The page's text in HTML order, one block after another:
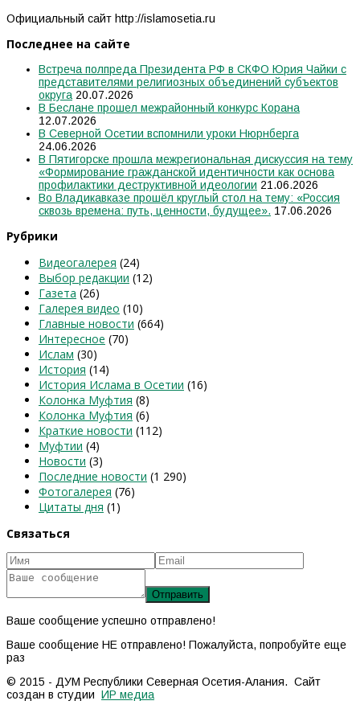
Официальный сайт http://islamosetia.ru
Последнее на сайте
Встреча полпреда Президента РФ в СКФО Юрия Чайки с
представителями религиозных объединений субъектов
округа 20.07.2026
В Беслане прошел межрайонный конкурс Корана
12.07.2026
В Северной Осетии вспомнили уроки Нюрнберга
24.06.2026
В Пятигорске прошла межрегиональная дискуссия на тему
«Формирование гражданской идентичности как основа
профилактики деструктивной идеологии 21.06.2026
Во Владикавказе прошёл круглый стол на тему: «Россия
сквозь времена: путь, ценности, будущее». 17.06.2026
Рубрики
Видеогалерея (24)
Выбор редакции (12)
Газета (26)
Галерея видео (10)
Главные новости (664)
Интересное (70)
Ислам (30)
История (14)
История Ислама в Осетии (16)
Колонка Муфтия (8)
Колонка Муфтия (6)
Краткие новости (112)
Муфтии (4)
Новости (3)
Последние новости (1 290)
Фотогалерея (76)
Цитаты дня (1)
Связаться
Ваше сообщение успешно отправлено!
Ваше сообщение НЕ отправлено! Пожалуйста, попробуйте еще
раз
© 2015 - ДУМ Республики Северная Осетия-Алания. Сайт
создан в студии ИР медиа